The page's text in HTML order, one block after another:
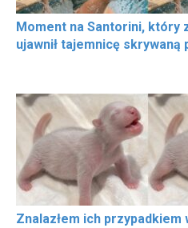
Moment na Santorini, który
ujawnił tajemnicę skrywaną
Znalazłem ich